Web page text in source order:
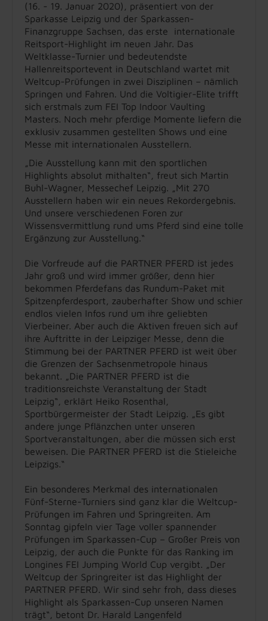
(16. - 19. Januar 2020), präsentiert von der
Sparkasse Leipzig und der Sparkassen-
Finanzgruppe Sachsen, das erste internationale
Reitsport-Highlight im neuen Jahr. Das
Weltklasse-Turnier und bedeutendste
Hallenreitsportevent in Deutschland wartet mit
Weltcup-Prüfungen in zwei Disziplinen – nämlich
Springen und Fahren. Und die Voltigier-Elite trifft
sich erstmals zum FEI Top Indoor Vaulting
Masters. Noch mehr pferdige Momente liefern die
exklusiv zusammen gestellten Shows und eine
Messe mit internationalen Ausstellern.
„Die Ausstellung kann mit den sportlichen
Highlights absolut mithalten“, freut sich Martin
Buhl-Wagner, Messechef Leipzig. „Mit 270
Ausstellern haben wir ein neues Rekordergebnis.
Und unsere verschiedenen Foren zur
Wissensvermittlung rund ums Pferd sind eine tolle
Ergänzung zur Ausstellung.“
Die Vorfreude auf die PARTNER PFERD ist jedes
Jahr groß und wird immer größer, denn hier
bekommen Pferdefans das Rundum-Paket mit
Spitzenpferdesport, zauberhafter Show und schier
endlos vielen Infos rund um ihre geliebten
Vierbeiner. Aber auch die Aktiven freuen sich auf
ihre Auftritte in der Leipziger Messe, denn die
Stimmung bei der PARTNER PFERD ist weit über
die Grenzen der Sachsenmetropole hinaus
bekannt. „Die PARTNER PFERD ist die
traditionsreichste Veranstaltung der Stadt
Leipzig“, erklärt Heiko Rosenthal,
Sportbürgermeister der Stadt Leipzig. „Es gibt
andere junge Pflänzchen unter unseren
Sportveranstaltungen, aber die müssen sich erst
beweisen. Die PARTNER PFERD ist die Stieleiche
Leipzigs.“
Ein besonderes Merkmal des internationalen
Fünf-Sterne-Turniers sind ganz klar die Weltcup-
Prüfungen im Fahren und Springreiten. Am
Sonntag gipfeln vier Tage voller spannender
Prüfungen im Sparkassen-Cup – Großer Preis von
Leipzig, der auch die Punkte für das Ranking im
Longines FEI Jumping World Cup vergibt. „Der
Weltcup der Springreiter ist das Highlight der
PARTNER PFERD. Wir sind sehr froh, dass dieses
Highlight als Sparkassen-Cup unseren Namen
trägt“, betont Dr. Harald Langenfeld